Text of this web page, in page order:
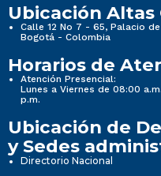
Ubicación Altas
Calle 12 No 7 - 65, Palacio
Bogotá - Colombia
Horarios de
Atención Presencial:
Lunes a Viernes de 08:00
p.m.
Ubicación de
y Sedes
Directorio Nacional